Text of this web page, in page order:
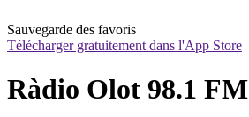
Sauvegarde des favoris
Télécharger gratuitement dans l'App Store
Ràdio Olot 98.1 FM